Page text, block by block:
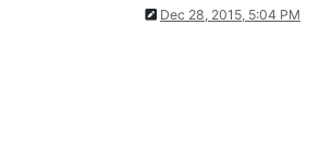
Dec 28, 2015, 5:04 PM